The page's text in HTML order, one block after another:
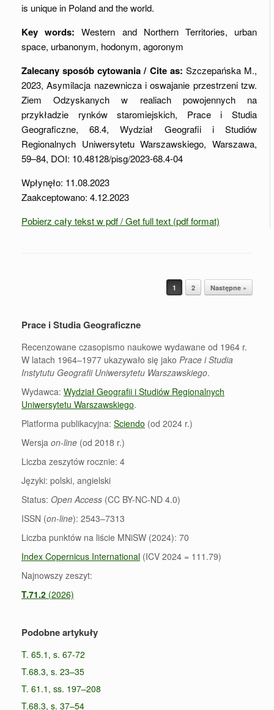
is unique in Poland and the world.
Key words: Western and Northern Territories, urban
space, urbanonym, hodonym, agoronym
Zalecany sposób cytowania / Cite as: Szczepańska M.,
2023, Asymilacja nazewnicza i oswajanie przestrzeni tzw.
Ziem Odzyskanych w realiach powojennych na
przykładzie rynków staromiejskich, Prace i Studia
Geograficzne, 68.4, Wydział Geografii i Studiów
Regionalnych Uniwersytetu Warszawskiego, Warszawa,
59–84, DOI: 10.48128/pisg/2023-68.4-04
Wpłynęło: 11.08.2023
Zaakceptowano: 4.12.2023
Pobierz cały tekst w pdf / Get full text (pdf format)
1 2 Następne »
Prace i Studia Geograficzne
Recenzowane czasopismo naukowe wydawane od 1964 r.
W latach 1964–1977 ukazywało się jako Prace i Studia
Instytutu Geografii Uniwersytetu Warszawskiego.
Wydawca: Wydział Geografii i Studiów Regionalnych
Uniwersytetu Warszawskiego.
Platforma publikacyjna: Sciendo (od 2024 r.)
Wersja on-line (od 2018 r.)
Liczba zeszytów rocznie: 4
Języki: polski, angielski
Status: Open Access (CC BY-NC-ND 4.0)
ISSN (on-line): 2543–7313
Liczba punktów na liście MNiSW (2024): 70
Index Copernicus International (ICV 2024 = 111.79)
Najnowszy zeszyt:
T.71.2 (2026)
Podobne artykuły
T. 65.1, s. 67-72
T.68.3, s. 23–35
T. 61.1, ss. 197–208
T.68.3, s. 37–54